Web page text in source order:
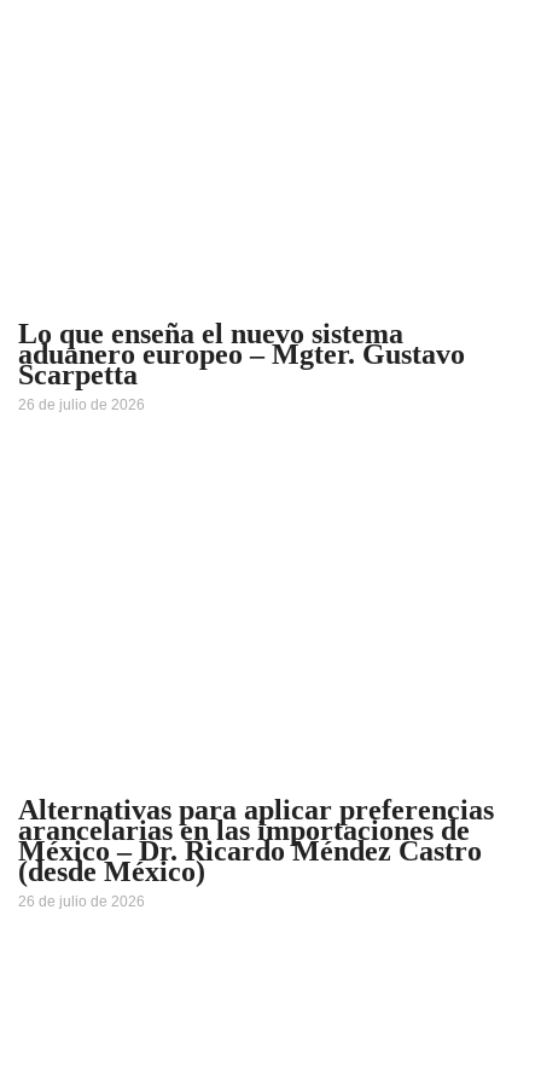
Lo que enseña el nuevo sistema
aduanero europeo – Mgter. Gustavo
Scarpetta
26 de julio de 2026
Alternativas para aplicar preferencias
arancelarias en las importaciones de
México – Dr. Ricardo Méndez Castro
(desde México)
26 de julio de 2026